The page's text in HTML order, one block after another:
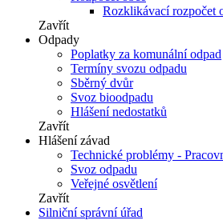
Rozklikávací rozpočet
Zavřít
Odpady
Poplatky za komunální odpad
Termíny svozu odpadu
Sběrný dvůr
Svoz bioodpadu
Hlášení nedostatků
Zavřít
Hlášení závad
Technické problémy -
Svoz odpadu
Veřejné osvětlení
Zavřít
Silniční správní úřad